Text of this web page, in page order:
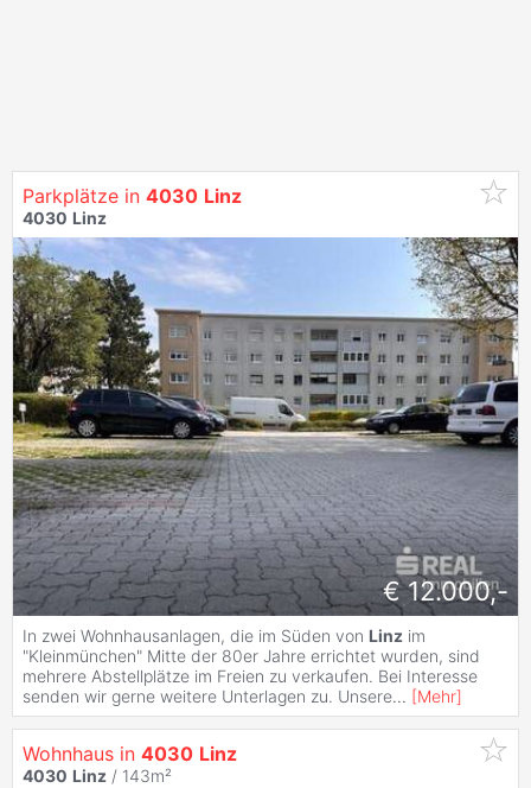
Parkplätze in 4030 Linz
4030 Linz
€ 12.000,-
In zwei Wohnhausanlagen, die im Süden von Linz im
"Kleinmünchen" Mitte der 80er Jahre errichtet wurden, sind
mehrere Abstellplätze im Freien zu verkaufen. Bei Interesse
senden wir gerne weitere Unterlagen zu. Unsere... [Mehr]
Wohnhaus in 4030 Linz
4030 Linz / 143m²